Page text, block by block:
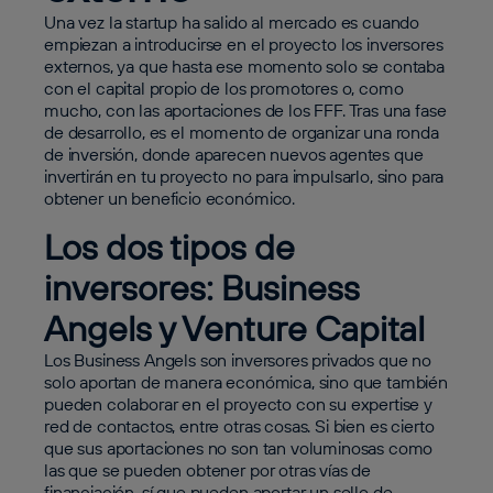
Una vez la startup ha salido al mercado es cuando
empiezan a introducirse en el proyecto los inversores
externos, ya que hasta ese momento solo se contaba
con el capital propio de los promotores o, como
mucho, con las aportaciones de los FFF. Tras una fase
de desarrollo, es el momento de organizar una ronda
de inversión, donde aparecen nuevos agentes que
invertirán en tu proyecto no para impulsarlo, sino para
obtener un beneficio económico.
Los dos tipos de
inversores: Business
Angels y Venture Capital
Los Business Angels son inversores privados que no
solo aportan de manera económica, sino que también
pueden colaborar en el proyecto con su expertise y
red de contactos, entre otras cosas. Si bien es cierto
que sus aportaciones no son tan voluminosas como
las que se pueden obtener por otras vías de